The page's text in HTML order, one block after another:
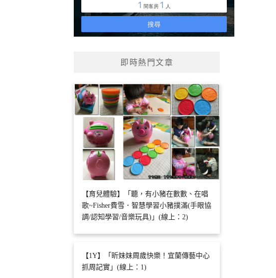
即時熱門文章
【育兒體驗】「聽，有小豬在數數、在唱
歌~Fisher費雪．智慧學習小豬撲滿(手眼協
調/認知學習/音樂玩具)」(線上：2)
【1Y】「昕妹妹周歲快樂！宜蘭傳藝中心
抓周記實」(線上：1)